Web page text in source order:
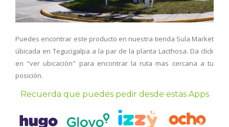
Puedes encontrar este producto en nuestra tienda Sula Market
úbicada en Tegucigalpa a la par de la planta Lacthosa. Da click
en "ver ubicación" para encontrar la ruta mas cercana a tu
posición.
Recuerda que puedes pedir desde estas Apps